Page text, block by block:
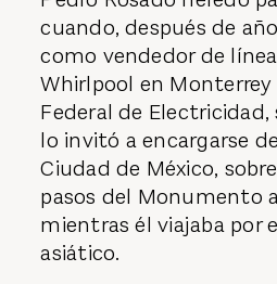
cuando, después de
como vendedor de
Whirlpool en Monterrey
Federal de
lo invitó a encargarse
Ciudad de México,
pasos del Monumento
mientras él viajaba por
asiático.